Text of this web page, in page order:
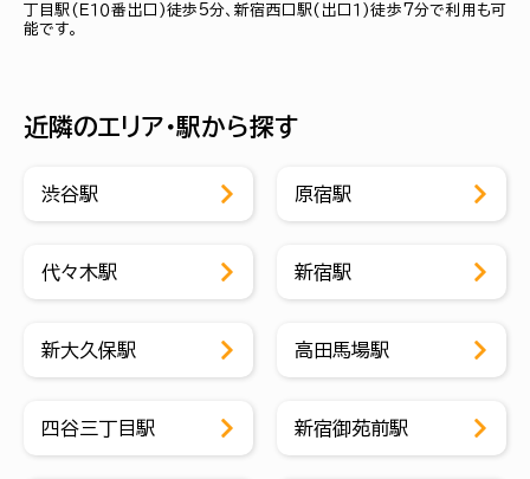
丁目駅(Ｅ１０番出口)徒歩5分、新宿西口駅(出口１)徒歩7分で利用も可
能です。
近隣のエリア・駅から探す
渋谷駅 原宿駅
代々木駅 新宿駅
新大久保駅 高田馬場駅
四谷三丁目駅 新宿御苑前駅